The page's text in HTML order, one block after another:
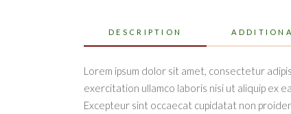
DESCRIPTION
Lorem ipsum dolor sit amet, consectetur
exercitation ullamco laboris nisi ut aliquip ex
Excepteur sint occaecat cupidatat non